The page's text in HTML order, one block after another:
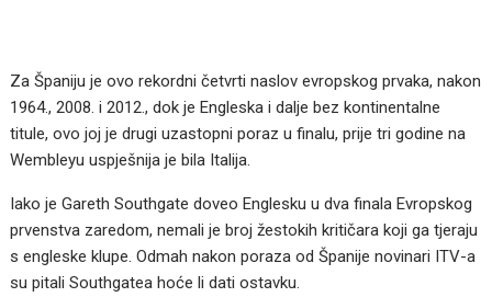
Za Španiju je ovo rekordni četvrti naslov evropskog prvaka, nakon
1964., 2008. i 2012., dok je Engleska i dalje bez kontinentalne
titule, ovo joj je drugi uzastopni poraz u finalu, prije tri godine na
Wembleyu uspješnija je bila Italija.
Iako je Gareth Southgate doveo Englesku u dva finala Evropskog
prvenstva zaredom, nemali je broj žestokih kritičara koji ga tjeraju
s engleske klupe. Odmah nakon poraza od Španije novinari ITV-a
su pitali Southgatea hoće li dati ostavku.